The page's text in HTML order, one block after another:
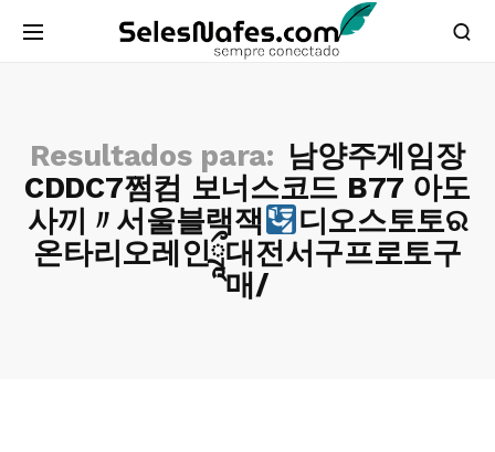
Resultados para: 남양주게임장
CDDC7쩜컴 보너스코드 B77 아도
사끼〃서울블랙잭
디오스토토ର
온타리오레인ཷ대전서구프로토구
매/